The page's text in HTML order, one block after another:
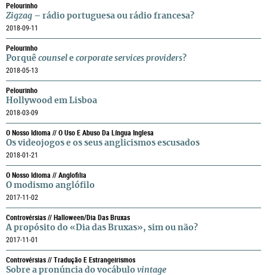
Pelourinho
Zigzag – rádio portuguesa ou rádio francesa?
2018-09-11
Pelourinho
Porquê counsel e corporate services providers?
2018-05-13
Pelourinho
Hollywood em Lisboa
2018-03-09
O Nosso Idioma // O Uso E Abuso Da Língua Inglesa
Os videojogos e os seus anglicismos escusados
2018-01-21
O Nosso Idioma // Anglofilia
O modismo anglófilo
2017-11-02
Controvérsias // Halloween/Dia Das Bruxas
A propósito do «Dia das Bruxas», sim ou não?
2017-11-01
Controvérsias // Tradução E Estrangeirismos
Sobre a pronúncia do vocábulo vintage